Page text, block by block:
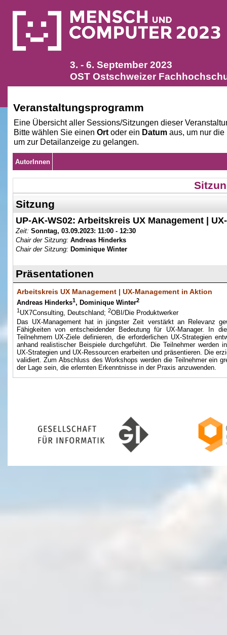
3. - 6. September 2023
OST Ostschweizer
Veranstaltungsprogramm
Eine Übersicht aller Sessions/Sitzungen dieser
Bitte wählen Sie einen Ortoder ein Datumaus, um nur die
um zur Detailanzeige zu gelangen.
AutorInnen
Sitzung
UP-AK-WS02: Arbeitskreis UX Management |
Zeit: Sonntag, 03.09.2023: 11:00 - 12:30
Chair der Sitzung: Andreas Hinderks
Chair der Sitzung: Dominique Winter
Präsentationen
Arbeitskreis UX Management | UX-Management in Aktion
Andreas Hinderks1, Dominique Winter2
1UX7Consulting, Deutschland; 2OBI/Die Produktwerker
Das UX-Management hat in jüngster Zeit verstärkt an Relevanz
Fähigkeiten von entscheidender Bedeutung für UX-Manager. In
Teilnehmern UX-Ziele definieren, die erforderlichen UX-Strategien
anhand realistischer Beispiele durchgeführt. Die Teilnehmer werden
UX-Strategien und UX-Ressourcen erarbeiten und präsentieren. Die
validiert. Zum Abschluss des Workshops werden die Teilnehmer ein
der Lage sein, die erlernten Erkenntnisse in der Praxis anzuwenden.